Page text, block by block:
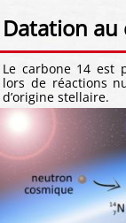
Datation au
Le carbone 14 est
lors de réactions
d’origine stellaire.